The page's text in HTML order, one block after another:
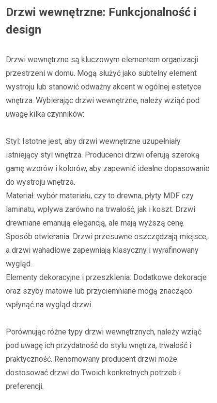
Drzwi wewnętrzne: Funkcjonalność i
design
Drzwi wewnętrzne są kluczowym elementem organizacji
przestrzeni w domu. Mogą służyć jako subtelny element
wystroju lub stanowić odważny akcent w ogólnej estetyce
wnętrza. Wybierając drzwi wewnętrzne, należy wziąć pod
uwagę kilka czynników:
Styl: Istotne jest, aby drzwi wewnętrzne uzupełniały
istniejący styl wnętrza. Producenci drzwi oferują szeroką
gamę wzorów i kolorów, aby zapewnić idealne dopasowanie
do wystroju wnętrza.
Materiał: wybór materiału, czy to drewna, płyty MDF czy
laminatu, wpływa zarówno na trwałość, jak i koszt. Drzwi
drewniane emanują elegancją, ale mają wyższą cenę.
Sposób otwierania: Drzwi przesuwne oszczędzają miejsce,
a drzwi wahadłowe zapewniają klasyczny i wyrafinowany
wygląd.
Elementy dekoracyjne i przeszklenia: Dodatkowe dekoracje
oraz szyby matowe lub przyciemniane mogą znacząco
wpłynąć na wygląd drzwi.
Porównując różne typy drzwi wewnętrznych, należy wziąć
pod uwagę ich przydatność do stylu wnętrza, trwałość i
praktyczność. Renomowany producent drzwi może
dostosować drzwi do Twoich konkretnych potrzeb i
preferencji.